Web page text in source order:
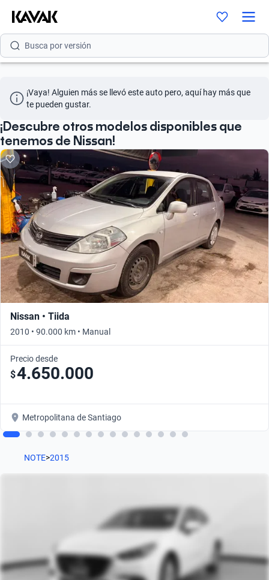
Busca por modelo
Busca por versión
Busca por marca
Busca por modelo
Busca por versión
Busca por año
¡Vaya! Alguien más se llevó este auto pero, aquí hay más que
te pueden gustar.
¡Descubre otros modelos disponibles que
tenemos de Nissan!
Nissan • Tiida
2010 • 90.000 km • Manual
Precio desde
$4.650.000
Metropolitana de Santiago
NOTE>2015